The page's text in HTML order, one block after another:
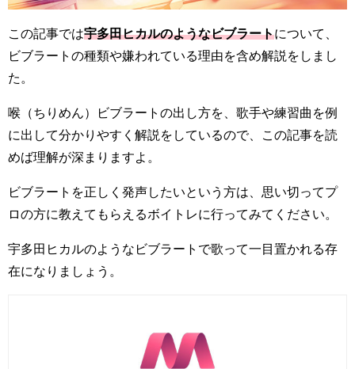
この記事では宇多田ヒカルのようなビブラートについて、
ビブラートの種類や嫌われている理由を含め解説をしまし
た。
喉（ちりめん）ビブラートの出し方を、歌手や練習曲を例
に出して分かりやすく解説をしているので、この記事を読
めば理解が深まりますよ。
ビブラートを正しく発声したいという方は、思い切ってプ
ロの方に教えてもらえるボイトレに行ってみてください。
宇多田ヒカルのようなビブラートで歌って一目置かれる存
在になりましょう。